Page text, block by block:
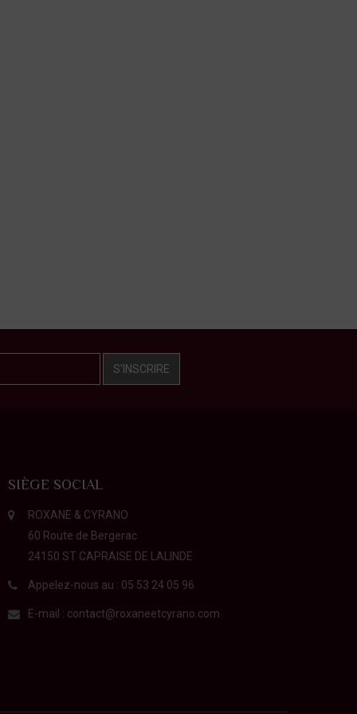
S'INSCRIRE
SIÈGE SOCIAL
ROXANE & CYRANO
60 Route de Bergerac
24150 ST CAPRAISE DE LALINDE
Appelez-nous au : 05 53 24 05 96
E-mail : contact@roxaneetcyrano.com